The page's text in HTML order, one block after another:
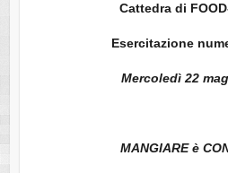
Cattedra di
Esercitazione
Mercoledì 22
MANGIARE è